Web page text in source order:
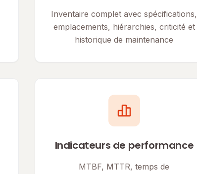
Inventaire complet avec spécifications,
emplacements, hiérarchies, criticité et
historique de maintenance
Indicateurs de performance
MTBF, MTTR, temps de